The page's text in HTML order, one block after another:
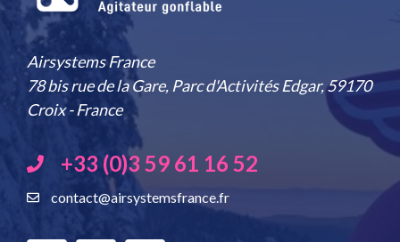
Airsystems France
78 bis rue de la Gare, Parc d'Activités Edgar, 59170
Croix - France
+33 (0)3 59 61 16 52
contact@airsystemsfrance.fr